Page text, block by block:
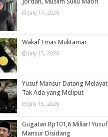
July 17, 2026
Wakaf Emas Muktamar
July 15, 2026
Yusuf Mansur Datang Melayat,
Tak Ada yang Meliput
July 15, 2026
Gugatan Rp101,6 Miliar! Yusuf
Mansur Disidang